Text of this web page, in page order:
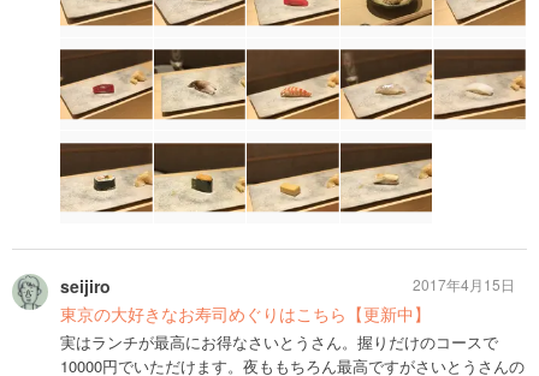
seijiro
東京の大好きなお寿司めぐりはこちら【更新中】
実はランチが最高にお得なさいとうさん。握りだけのコースで
10000円でいただけます。夜ももちろん最高ですがさいとうさんの
2017年4月15日